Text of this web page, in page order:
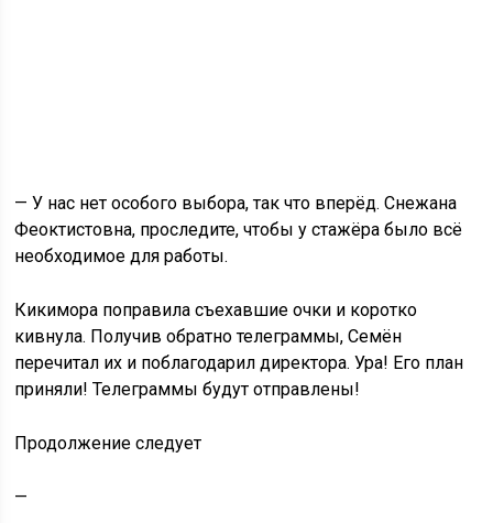
— У нас нет особого выбора, так что вперёд. Снежана
Феоктистовна, проследите, чтобы у стажёра было всё
необходимое для работы.
Кикимора поправила съехавшие очки и коротко
кивнула. Получив обратно телеграммы, Семён
перечитал их и поблагодарил директора. Ура! Его план
приняли! Телеграммы будут отправлены!
Продолжение следует
—